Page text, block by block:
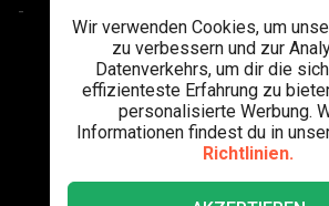
-
Wir verwenden Cookies, um
zu verbessern und zur
Datenverkehrs, um dir die
effizienteste Erfahrung zu
personalisierte Werbung.
Informationen findest du in
Richtlinien.